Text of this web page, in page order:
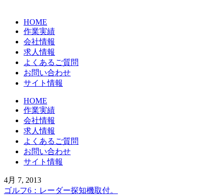
HOME
作業実績
会社情報
求人情報
よくあるご質問
お問い合わせ
サイト情報
HOME
作業実績
会社情報
求人情報
よくあるご質問
お問い合わせ
サイト情報
4月 7, 2013
ゴルフ6：レーダー探知機取付。